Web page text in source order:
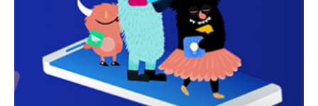
قراءة سياسة الخصوصية
الحصول على المعلومات